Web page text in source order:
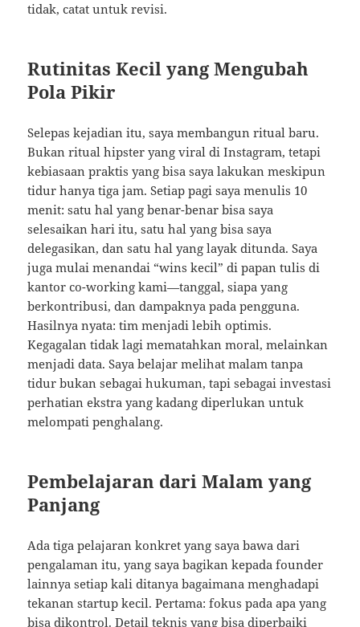
tidak, catat untuk revisi.
Rutinitas Kecil yang Mengubah
Pola Pikir
Selepas kejadian itu, saya membangun ritual baru.
Bukan ritual hipster yang viral di Instagram, tetapi
kebiasaan praktis yang bisa saya lakukan meskipun
tidur hanya tiga jam. Setiap pagi saya menulis 10
menit: satu hal yang benar-benar bisa saya
selesaikan hari itu, satu hal yang bisa saya
delegasikan, dan satu hal yang layak ditunda. Saya
juga mulai menandai “wins kecil” di papan tulis di
kantor co-working kami—tanggal, siapa yang
berkontribusi, dan dampaknya pada pengguna.
Hasilnya nyata: tim menjadi lebih optimis.
Kegagalan tidak lagi mematahkan moral, melainkan
menjadi data. Saya belajar melihat malam tanpa
tidur bukan sebagai hukuman, tapi sebagai investasi
perhatian ekstra yang kadang diperlukan untuk
melompati penghalang.
Pembelajaran dari Malam yang
Panjang
Ada tiga pelajaran konkret yang saya bawa dari
pengalaman itu, yang saya bagikan kepada founder
lainnya setiap kali ditanya bagaimana menghadapi
tekanan startup kecil. Pertama: fokus pada apa yang
bisa dikontrol. Detail teknis yang bisa diperbaiki